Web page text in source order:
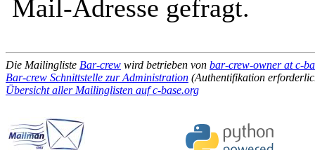
Mail-Adresse gefragt.
Die Mailingliste Bar-crew wird betrieben von bar-crew-owner at c-
Bar-crew Schnittstelle zur Administration (Authentifikation
Übersicht aller Mailinglisten auf c-base.org